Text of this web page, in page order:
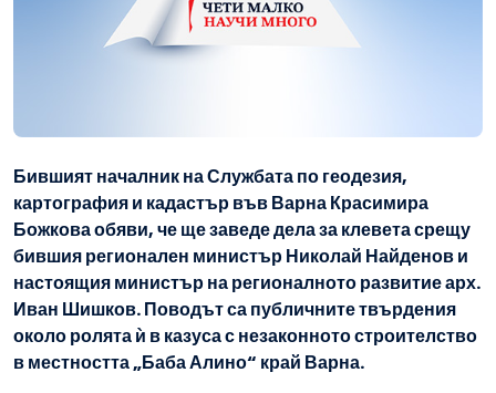
Бившият началник на Службата по геодезия,
картография и кадастър във Варна Красимира
Божкова обяви, че ще заведе дела за клевета срещу
бившия регионален министър Николай Найденов и
настоящия министър на регионалното развитие арх.
Иван Шишков. Поводът са публичните твърдения
около ролята ѝ в казуса с незаконното строителство
в местността „Баба Алино“ край Варна.